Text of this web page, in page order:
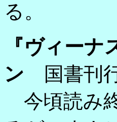
る。
『ヴィー
ン 国書刊
今頃読み